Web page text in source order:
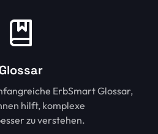
Glossar
ErbSmart Glossar,
hilft, komplexe
zu verstehen.